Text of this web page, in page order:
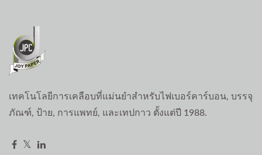
เทคโนโลยีการเคลือบที่แม่นยำสำหรับไฟเบอร์คาร์บอน, บรรจุ
ภัณฑ์, ป้าย, การแพทย์, และเทปกาว ตั้งแต่ปี 1988.